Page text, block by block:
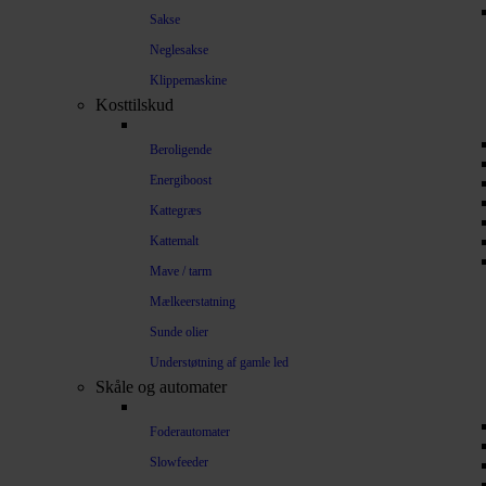
Sakse
Neglesakse
Klippemaskine
Kosttilskud
Beroligende
Energiboost
Kattegræs
Kattemalt
Mave / tarm
Mælkeerstatning
Sunde olier
Understøtning af gamle led
Skåle og automater
Foderautomater
Slowfeeder